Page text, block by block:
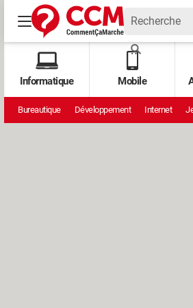
Informatique Mobile
Bureautique Développement Internet